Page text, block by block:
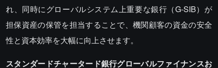
れ、同時にグローバルシステム上重要な銀行（G-SIB）が
担保資産の保管を担当することで、機関顧客の資金の安全
性と資本効率を大幅に向上させます。
スタンダードチャータード銀行グローバルファイナンスお